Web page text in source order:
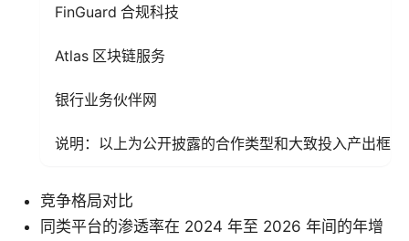
FinGuard 合规科技
Atlas 区块链服务
银行业务伙伴网
说明：以上为公开披露的合作类型和大致投入产出框
竞争格局对比
同类平台的渗透率在 2024 年至 2026 年间的年增